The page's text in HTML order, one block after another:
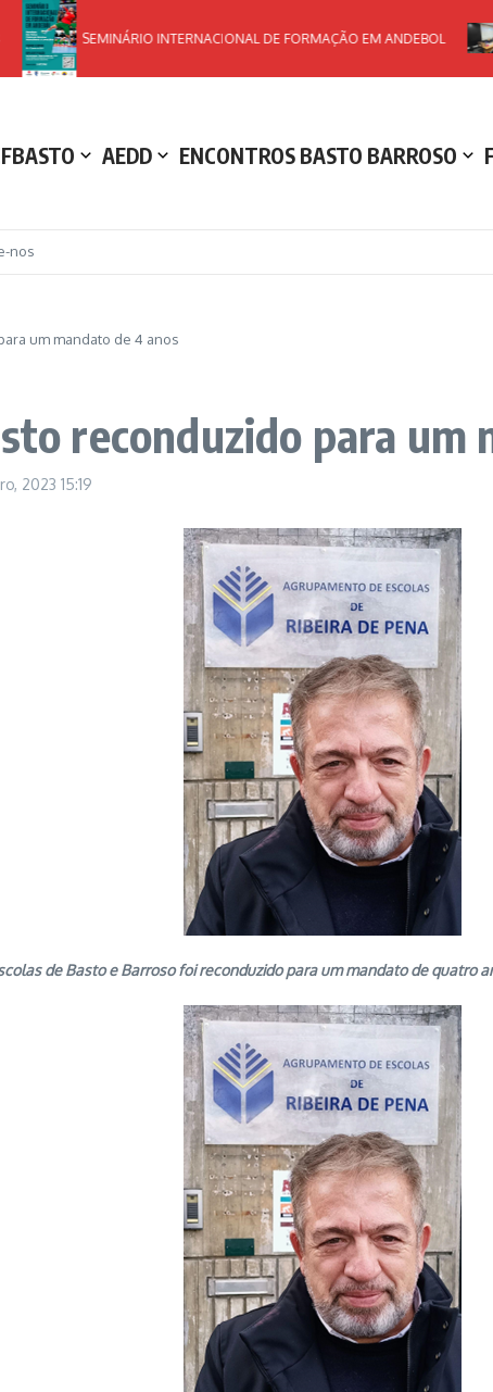
SEMINÁRIO INTERNACIONAL DE FORMAÇÃO EM ANDEBOL
AEDD ENCONTROS BASTO BARROSO
nos
um mandato de 4 anos
reconduzido para um
2023 15:19
de Basto e Barroso foi reconduzido para um mandato de quatro